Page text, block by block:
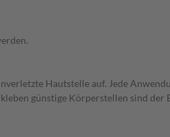
Hautstelle auf. Jede
günstige Körperstellen sind